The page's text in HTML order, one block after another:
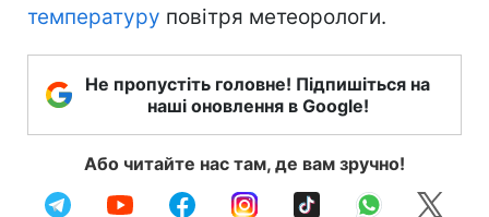
температуру повітря метеорологи.
Не пропустіть головне! Підпишіться на
наші оновлення в Google!
Або читайте нас там, де вам зручно!